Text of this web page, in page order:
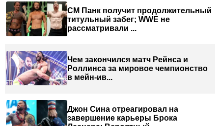
СМ Панк получит продолжительный
титульный забег; WWE не
рассматривали ...
Чем закончился матч Рейнса и
Роллинса за мировое чемпионство
в мейн-ив...
Джон Сина отреагировал на
завершение карьеры Брока